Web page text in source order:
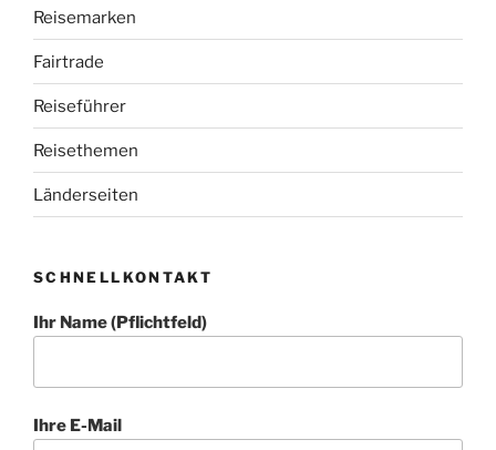
e
c
t
l
e
d
a
o
n
r
.
Reisemarken
Fairtrade
Reiseführer
Reisethemen
Länderseiten
SCHNELLKONTAKT
Ihr Name (Pflichtfeld)
Ihre E-Mail